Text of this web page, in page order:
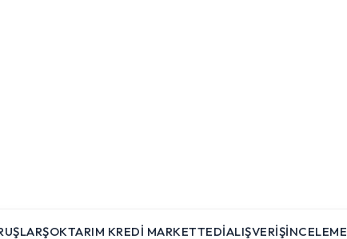
ŞOKTARIM KREDI MARKETTEDIALIŞVERIŞİNCELEME